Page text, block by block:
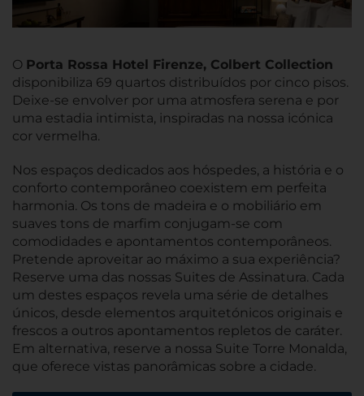
O Porta Rossa Hotel Firenze, Colbert Collection
disponibiliza 69 quartos distribuídos por cinco pisos.
Deixe-se envolver por uma atmosfera serena e por
uma estadia intimista, inspiradas na nossa icónica
cor vermelha.
Nos espaços dedicados aos hóspedes, a história e o
conforto contemporâneo coexistem em perfeita
harmonia. Os tons de madeira e o mobiliário em
suaves tons de marfim conjugam-se com
comodidades e apontamentos contemporâneos.
Pretende aproveitar ao máximo a sua experiência?
Reserve uma das nossas Suites de Assinatura. Cada
um destes espaços revela uma série de detalhes
únicos, desde elementos arquitetónicos originais e
frescos a outros apontamentos repletos de caráter.
Em alternativa, reserve a nossa Suite Torre Monalda,
que oferece vistas panorâmicas sobre a cidade.